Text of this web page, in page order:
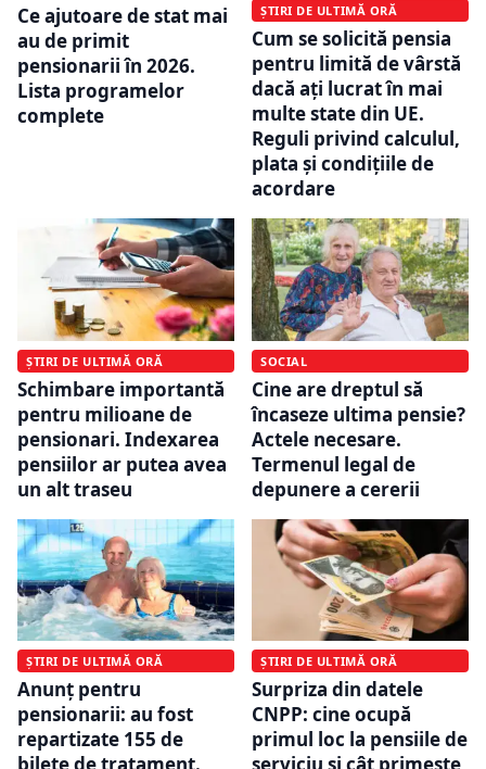
Ce ajutoare de stat mai
au de primit
pensionarii în 2026.
Lista programelor
complete
ȘTIRI DE ULTIMĂ ORĂ
Cum se solicită pensia
pentru limită de vârstă
dacă ați lucrat în mai
multe state din UE.
Reguli privind calculul,
plata și condițiile de
acordare
ȘTIRI DE ULTIMĂ ORĂ
Schimbare importantă
pentru milioane de
pensionari. Indexarea
pensiilor ar putea avea
un alt traseu
SOCIAL
Cine are dreptul să
încaseze ultima pensie?
Actele necesare.
Termenul legal de
depunere a cererii
ȘTIRI DE ULTIMĂ ORĂ
Anunț pentru
pensionarii: au fost
repartizate 155 de
bilete de tratament.
ȘTIRI DE ULTIMĂ ORĂ
Surpriza din datele
CNPP: cine ocupă
primul loc la pensiile de